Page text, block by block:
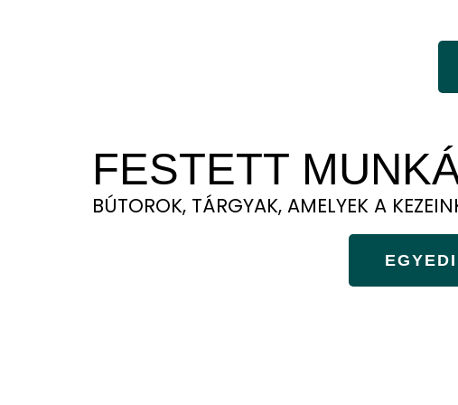
FESTETT
BÚTOROK, TÁRGYAK, AMELYEK A